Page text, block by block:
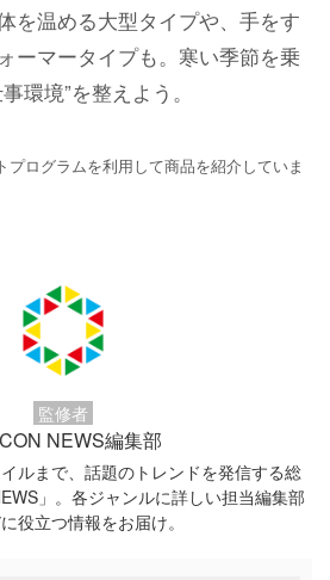
を温める大型タイプや、手をす
ーマータイプも。寒い季節を乗
環境”を整えよう。
ログラムを利用して商品を紹介していま
監修者
NEWS編集部
ルまで、話題のトレンドを発信する総
」。各ジャンルに詳しい担当編集部
役立つ情報をお届け。